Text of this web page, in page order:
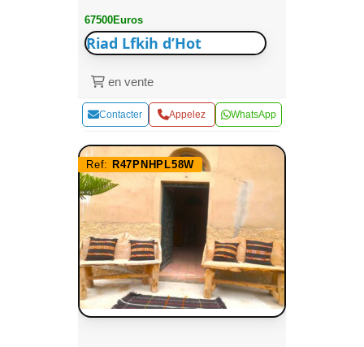
67500Euros
Riad Lfkih d’Hot
en vente
Contacter Appelez WhatsApp
Ref: R47PNHPL58W